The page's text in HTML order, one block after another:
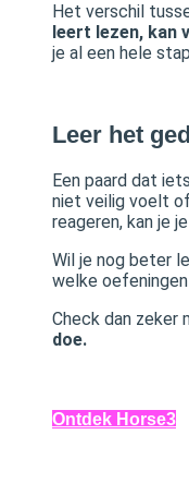
Het verschil
leert lezen, kan
je al een hele
Leer het
Een paard dat
niet veilig voelt
reageren, kan je
Wil je nog beter
welke
Check dan zeker
doe.
Ontdek Horse3